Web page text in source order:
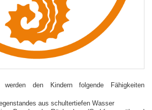
den Kindern folgende Fähigkeiten
aus schultertiefen Wasser